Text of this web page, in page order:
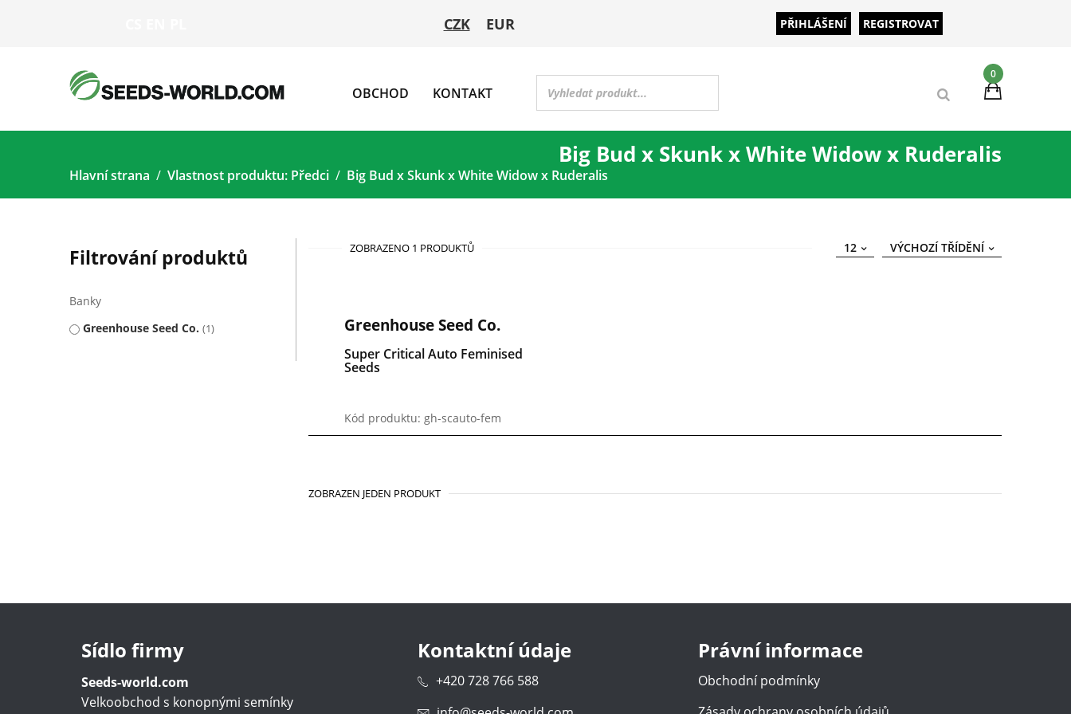
CZK EUR PŘIHLÁŠENÍ REGISTROVAT
0
OBCHOD KONTAKT
Big Bud x Skunk x White Widow x Ruderalis
Hlavní strana Vlastnost produktu: Předci Big Bud x Skunk x White Widow x Ruderalis
Filtrování produktů
Banky
Greenhouse Seed Co. 1
ZOBRAZENO 1 PRODUKTŮ VÝCHOZÍ TŘÍDĚNÍ
12
Greenhouse Seed Co.
Super Critical Auto Feminised
Seeds
Kód produktu: gh-scauto-fem
ZOBRAZEN JEDEN PRODUKT
Sídlo firmy
Seeds-world.com
Velkoobchod s konopnými semínky
Kontaktní údaje
+420 728 766 588
Právní informace
Obchodní podmínky